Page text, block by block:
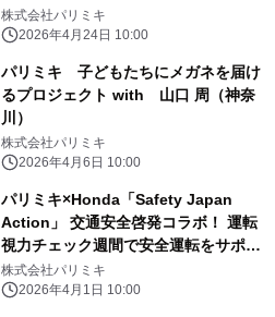
2026年4月24日（金）から発売
株式会社パリミキ
2026年4月24日 10:00
パリミキ 子どもたちにメガネを届け
るプロジェクト with 山口 周（神奈
川）
株式会社パリミキ
2026年4月6日 10:00
パリミキ×Honda「Safety Japan
Action」 交通安全啓発コラボ！ 運転
視力チェック週間で安全運転をサポー
ト
株式会社パリミキ
2026年4月1日 10:00